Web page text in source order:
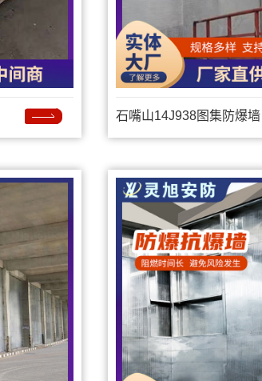
石嘴山14J938图集防爆墙